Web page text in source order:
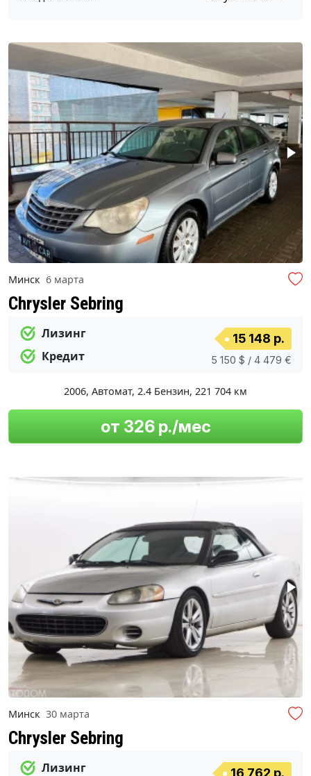
Минск 6 марта
Chrysler Sebring
Лизинг
Кредит
15 148 р.
5 150 $ / 4 479 €
2006, Автомат, 2.4 Бензин, 221 704 км
от 326 р./мес
Минск 30 марта
Chrysler Sebring
Лизинг
16 762 р.